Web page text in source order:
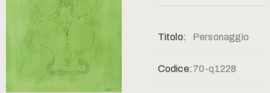
Titolo: Personaggio
Codice:70-q1228